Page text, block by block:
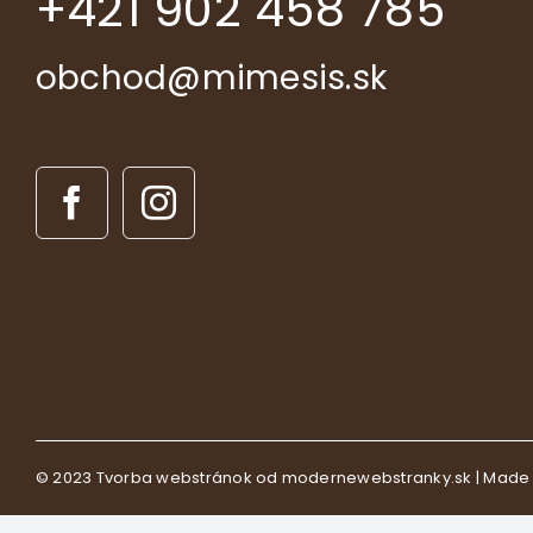
obchod@mimesis.sk
© 2023 Tvorba webstránok od modernewebstranky.sk | Made